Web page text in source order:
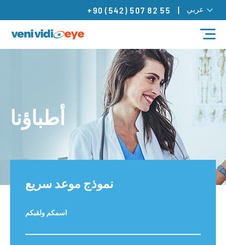
+90 (542) 507 82 55 عربي
مدونة
العلاجات
أطباؤنا
تواصل
أطباؤنا
نموذج موعد سريع
اسمكم ولقبكم